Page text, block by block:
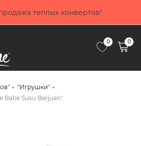
частями от Приватбанка
0 0
"Игрушки"
Babe Susu Berjuan"